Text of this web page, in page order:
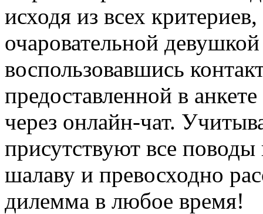
исходя из всех
очаровательной
воспользовавшись
предоставленной в
через онлайн-чат.
присутствуют все поводы
шалаву и превосходно
дилемма в любое время!